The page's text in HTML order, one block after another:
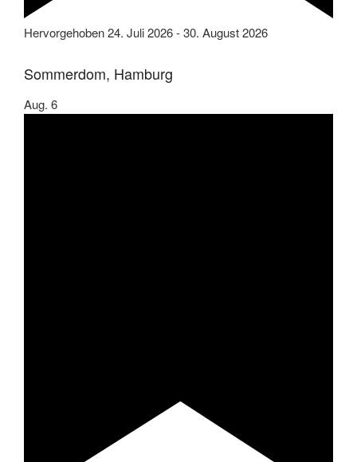
Hervorgehoben24. Juli 2026-30. August 2026
Sommerdom, Hamburg
Aug. 6